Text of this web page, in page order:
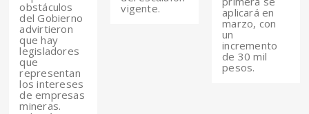
obstáculos
del Gobierno
advirtieron
que hay
legisladores
que
representan
los intereses
de empresas
mineras.
vigente.
aplicará en
marzo, con
un
incremento
de 30 mil
pesos.